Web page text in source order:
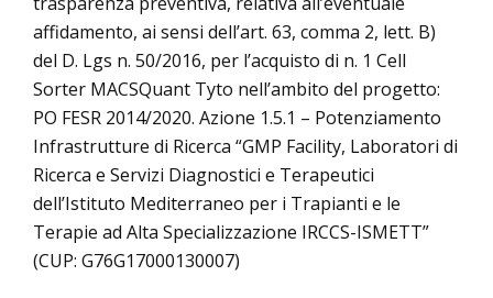
affidamento, ai sensi dell’art. 63, comma 2, lett. B)
del D. Lgs n. 50/2016, per l’acquisto di n. 1 Cell
Sorter MACSQuant Tyto nell’ambito del progetto:
PO FESR 2014/2020. Azione 1.5.1 – Potenziamento
Infrastrutture di Ricerca “GMP Facility, Laboratori di
Ricerca e Servizi Diagnostici e Terapeutici
dell’Istituto Mediterraneo per i Trapianti e le
Terapie ad Alta Specializzazione IRCCS-ISMETT”
(CUP: G76G17000130007)